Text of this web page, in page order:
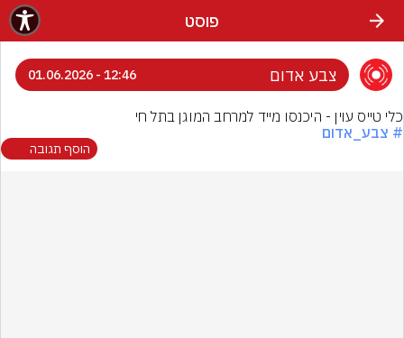
פוסט
צבע אדום 12:46 - 01.06.2026
כלי טייס עוין - היכנסו מייד למרחב המוגן בתל חי
# צבע_אדום
הוסף תגובה